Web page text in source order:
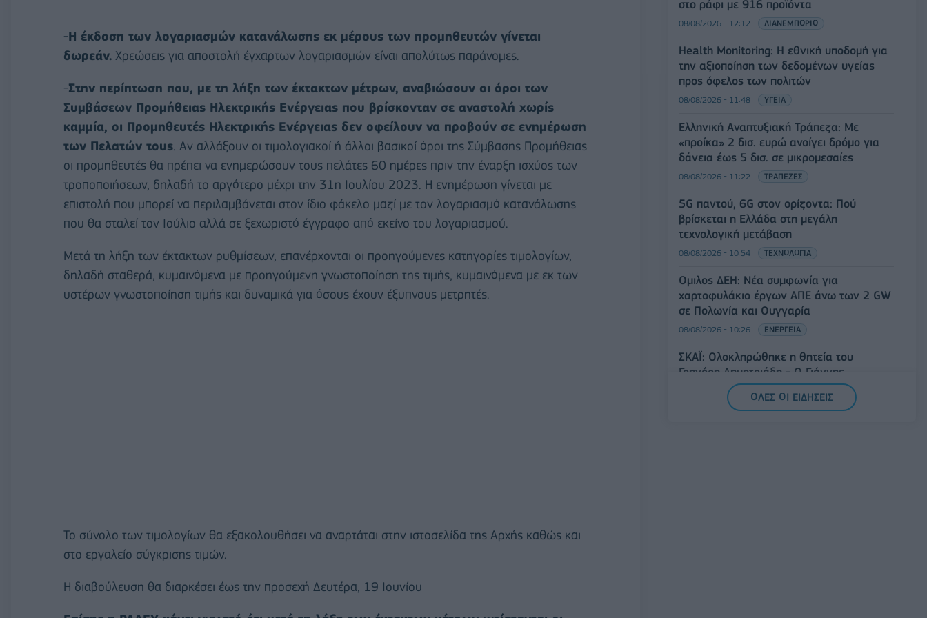
-Η έκδοση των λογαριασμών κατανάλωσης εκ μέρους των προμηθευτών γίνεται
δωρεάν. Χρεώσεις για αποστολή έγχαρτων λογαριασμών είναι απολύτως παράνομες.
-Στην περίπτωση που, με τη λήξη των έκτακτων μέτρων, αναβιώσουν οι όροι των
Συμβάσεων Προμήθειας Ηλεκτρικής Ενέργειας που βρίσκονταν σε αναστολή χωρίς
καμμία, οι Προμηθευτές Ηλεκτρικής Ενέργειας δεν οφείλουν να προβούν σε ενημέρωση
των Πελατών τους. Αν αλλάξουν οι τιμολογιακοί ή άλλοι βασικοί όροι της Σύμβασης Προμήθειας
οι προμηθευτές θα πρέπει να ενημερώσουν τους πελάτες 60 ημέρες πριν την έναρξη ισχύος των
τροποποιήσεων, δηλαδή το αργότερο μέχρι την 31η Ιουλίου 2023. Η ενημέρωση γίνεται με
επιστολή που μπορεί να περιλαμβάνεται στον ίδιο φάκελο μαζί με τον λογαριασμό κατανάλωσης
που θα σταλεί τον Ιούλιο αλλά σε ξεχωριστό έγγραφο από εκείνο του λογαριασμού.
Μετά τη λήξη των έκτακτων ρυθμίσεων, επανέρχονται οι προηγούμενες κατηγορίες τιμολογίων,
δηλαδή σταθερά, κυμαινόμενα με προηγούμενη γνωστοποίηση της τιμής, κυμαινόμενα με εκ των
υστέρων γνωστοποίηση τιμής και δυναμικά για όσους έχουν έξυπνους μετρητές.
Το σύνολο των τιμολογίων θα εξακολουθήσει να αναρτάται στην ιστοσελίδα της Αρχής καθώς και
στο εργαλείο σύγκρισης τιμών.
Η διαβούλευση θα διαρκέσει έως την προσεχή Δευτέρα, 19 Ιουνίου
στο ράφι με 916 προϊόντα
08/08/2026 - 12:12 ΛΙΑΝΕΜΠΟΡΙΟ
Health Monitoring: Η εθνική υποδομή για
την αξιοποίηση των δεδομένων υγείας
προς όφελος των πολιτών
08/08/2026 - 11:48 ΥΓΕΙΑ
Ελληνική Αναπτυξιακή Τράπεζα: Με
«προίκα» 2 δισ. ευρώ ανοίγει δρόμο για
δάνεια έως 5 δισ. σε μικρομεσαίες
08/08/2026 - 11:22 ΤΡΑΠΕΖΕΣ
5G παντού, 6G στον ορίζοντα: Πού
βρίσκεται η Ελλάδα στη μεγάλη
τεχνολογική μετάβαση
08/08/2026 - 10:54 ΤΕΧΝΟΛΟΓΙΑ
Όμιλος ΔΕΗ: Νέα συμφωνία για
χαρτοφυλάκιο έργων ΑΠΕ άνω των 2 GW
σε Πολωνία και Ουγγαρία
08/08/2026 - 10:26 ΕΝΕΡΓΕΙΑ
ΣΚΑΪ: Ολοκληρώθηκε η θητεία του
Γρηγόρη Δημητριάδη - Ο Γιάννης
Αλαφούζος επιστρέφει στη θέση του CEO
08/08/2026 - 10:02
ΟΛΕΣ ΟΙ ΕΙΔΗΣΕΙΣ